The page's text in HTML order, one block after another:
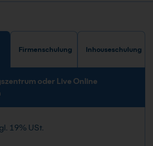
Firmenschulung Inhouseschulung
oder Live Online
19% USt.